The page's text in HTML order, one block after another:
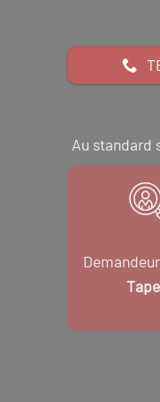
Au standard